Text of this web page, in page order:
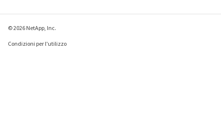
© 2026 NetApp, Inc.
Condizioni per l'utilizzo